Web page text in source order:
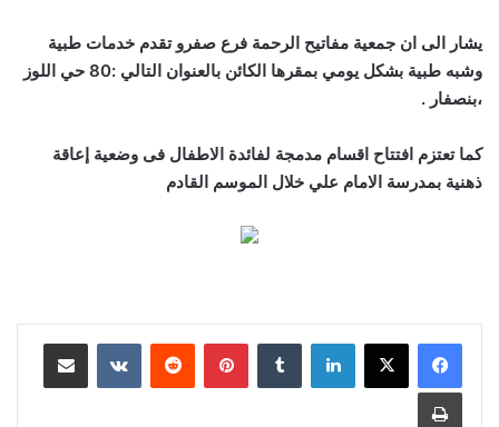
يشار الى ان جمعية مفاتيح الرحمة فرع صفرو تقدم خدمات طبية
وشبه طبية بشكل يومي بمقرها الكائن بالعنوان التالي :80 حي اللوز
،بنصفار .
كما تعتزم افتتاح اقسام مدمجة لفائدة الاطفال فى وضعية إعاقة
ذهنية بمدرسة الامام علي خلال الموسم القادم
لينكدإن بينتيريست مشاركة عبر البريد
طباعة